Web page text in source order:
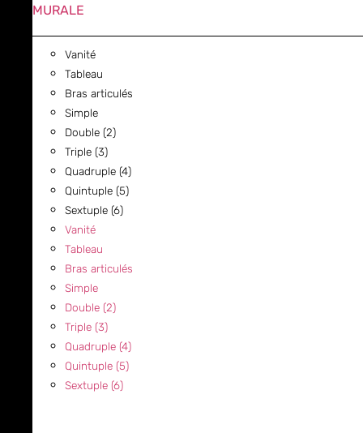
MURALE
Vanité
Tableau
Bras articulés
Simple
Double (2)
Triple (3)
Quadruple (4)
Quintuple (5)
Sextuple (6)
Vanité
Tableau
Bras articulés
Simple
Double (2)
Triple (3)
Quadruple (4)
Quintuple (5)
Sextuple (6)